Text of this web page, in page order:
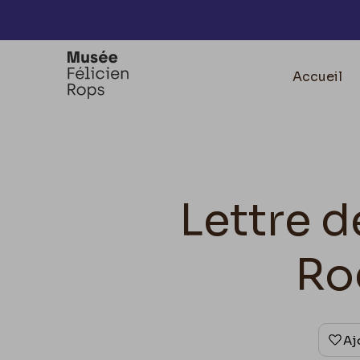
Accueil
Lettre